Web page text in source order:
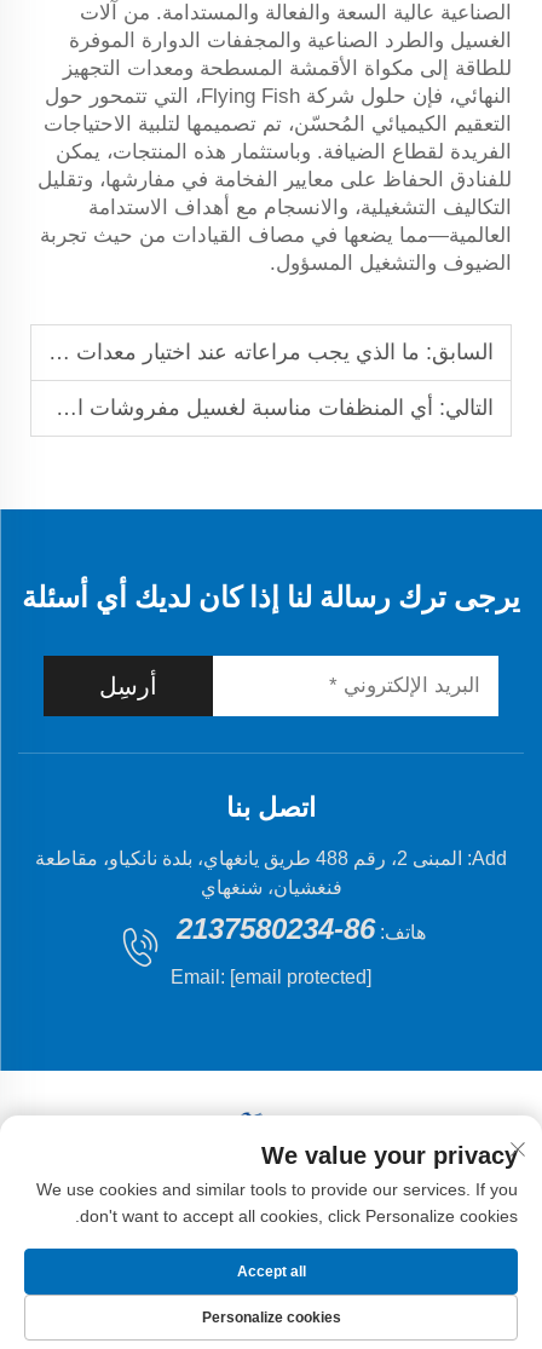
الصناعية عالية السعة والفعالة والمستدامة. من آلات
الغسيل والطرد الصناعية والمجففات الدوارة الموفرة
للطاقة إلى مكواة الأقمشة المسطحة ومعدات التجهيز
النهائي، فإن حلول شركة Flying Fish، التي تتمحور حول
التعقيم الكيميائي المُحسّن، تم تصميمها لتلبية الاحتياجات
الفريدة لقطاع الضيافة. وباستثمار هذه المنتجات، يمكن
للفنادق الحفاظ على معايير الفخامة في مفارشها، وتقليل
التكاليف التشغيلية، والانسجام مع أهداف الاستدامة
العالمية—مما يضعها في مصاف القيادات من حيث تجربة
الضيوف والتشغيل المسؤول.
السابق: ما الذي يجب مراعاته عند اختيار معدات غسيل تعمل على مدار 24 ساعة؟
التالي: أي المنظفات مناسبة لغسيل مفروشات الأسرّة الفاخرة؟
يرجى ترك رسالة لنا إذا كان لديك أي أسئلة
أرسِل
اتصل بنا
Add: المبنى 2، رقم 488 طريق يانغهاي، بلدة نانكياو، مقاطعة
فنغشيان، شنغهاي
هاتف: 86-2137580234
Email: [email protected]
حقوق النشر © 2024 شركة شنغهاي فلينغ فيش للتصنيع
الميكانيكي المحدودة.
الصفحة الرئيسية منتجات البريد الإلكتروني هاتف
We value your privacy
We use cookies and similar tools to provide our services. If you
don't want to accept all cookies, click Personalize cookies.
Personalize cookies
Accept all